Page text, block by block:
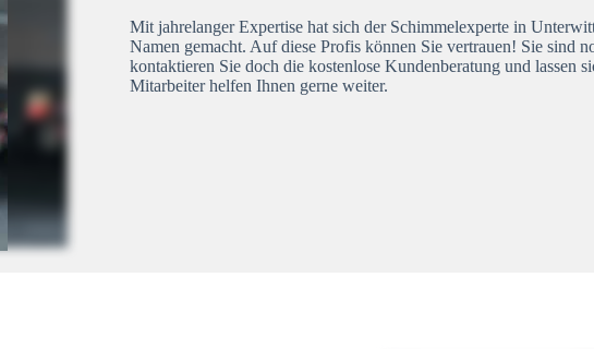
Mit jahrelanger Expertise hat sich der Schimmelexperte in
Namen gemacht. Auf diese Profis können Sie vertrauen! Sie sind
kontaktieren Sie doch die kostenlose Kundenberatung und lassen
Mitarbeiter helfen Ihnen gerne weiter.